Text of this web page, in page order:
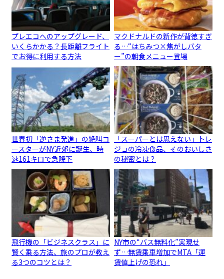
プレエコへのアップグレード、
いくらかかる？長距離フライト
でお得に利用する方法
マクドナルドの新作が背徳すぎ
る…“はちみつ×焦がしバタ
ー”の朝食メニュー登場
世界初「逆さま発進」の絶叫コ
ースターがNY近郊に誕生、時
速161キロで急降下
「スーパーとは思えない」トレ
ジョの冷凍食品、そのおいしさ
の秘密とは？
飛行機の「ビジネスクラス」に
賢く乗る方法、旅のプロが教え
る3つのコツとは？
NY市の“バス無料化”実現せ
ず…無賃乗車増加でMTA「運
賃値上げの恐れ」